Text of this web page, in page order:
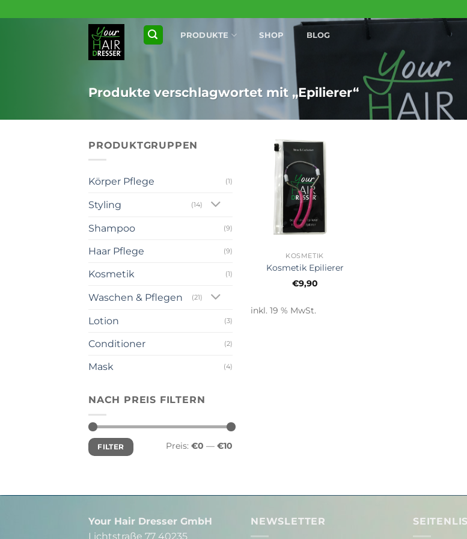
Inhalt
PRODUKTE SHOP BLOG
Produkte verschlagwortet mit „Epilierer“
PRODUKTGRUPPEN
Körper Pflege (1)
Styling (14)
Shampoo (9)
Haar Pflege (9)
Kosmetik (1)
Waschen & Pflegen (21)
Lotion (3)
Conditioner (2)
Mask (4)
NACH PREIS FILTERN
Min.
Preis
Max.
Preis
FILTER Preis: €0 — €10
KOSMETIK
Kosmetik Epilierer
€9,90
inkl. 19 % MwSt.
Your Hair Dresser GmbH
Lichtstraße 77 40235
NEWSLETTER